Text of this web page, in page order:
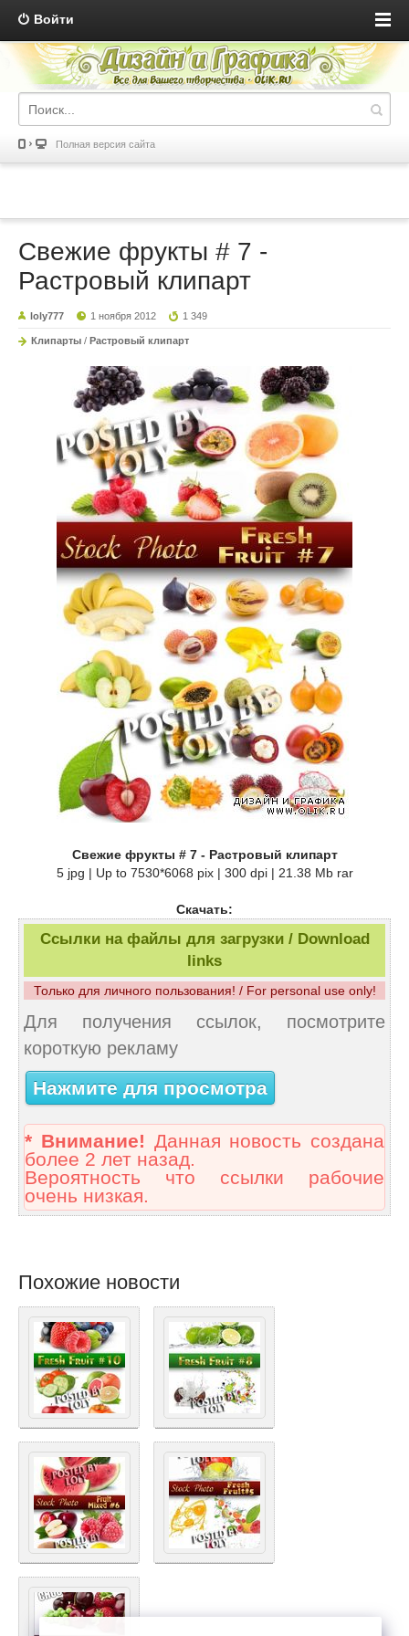
Войти
Полная версия сайта
Свежие фрукты # 7 -
Растровый клипарт
loly777 1 ноября 2012 1 349
Клипарты / Растровый клипарт
Свежие фрукты # 7 - Растровый клипарт
5 jpg | Up to 7530*6068 pix | 300 dpi | 21.38 Mb rar
Скачать:
Ссылки на файлы для загрузки / Download
links
Только для личного пользования! / For personal use only!
Для получения ссылок, посмотрите
короткую рекламу
Нажмите для просмотра
* Внимание! Данная новость создана
более 2 лет назад.
Вероятность что ссылки рабочие
очень низкая.
Похожие новости